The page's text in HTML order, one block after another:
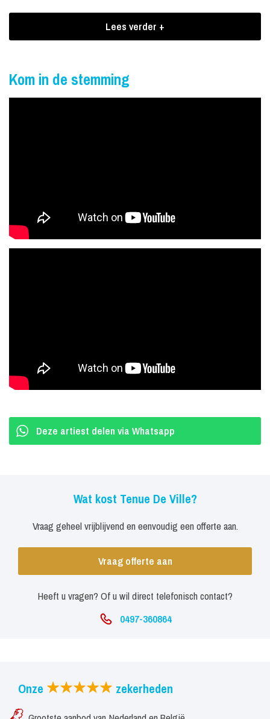
genieten, of als je een feest geeft waarbij er gedanst moet
worden; Tenue De Ville voelt de sfeer perfect aan en kan het
Boekingen Tenue De Ville
Begeleid door topmuzikanten en samen met haar oogverblindende
borrel, ceremonie, diner, et cetera.
Daarnaast is er Tenue De Ville-XL; een 7-koppige partyband voor
als het dak eraf mag.
Lees verder +
Kom in de stemming
Deze artiest delen via Whatsapp
Wat kost Tenue De Ville?
Vraag geheel vrijblijvend en eenvoudig een offerte aan.
Vraag offerte aan
Heeft u vragen? Of u wil direct telefonisch contact?
0497-360864
Onze zekerheden